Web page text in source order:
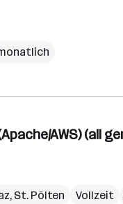
AWS) (all
, St. Pölten Vollzeit